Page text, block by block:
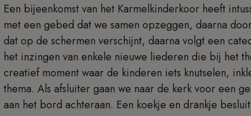
Een bijeenkomst van het Karmelkinderkoor heeft
met een gebed dat we samen opzeggen, daarna
dat op de schermen verschijnt, daarna volgt een
het inzingen van enkele nieuwe liederen die bij het
creatief moment waar de kinderen iets knutselen,
thema. Als afsluiter gaan we naar de kerk voor een
aan het bord achteraan. Een koekje en drankje